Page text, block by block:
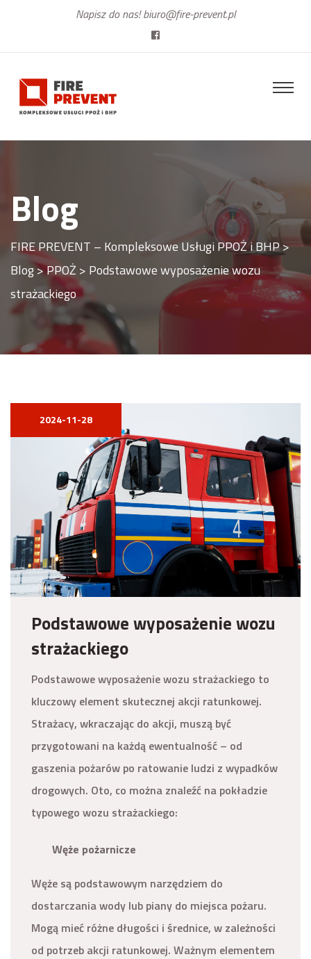
Napisz do nas!biuro@fire-prevent.pl
Blog
FIRE PREVENT – Kompleksowe Usługi PPOŻ i BHP>
Blog>PPOŻ > Podstawowe wyposażenie wozu
strażackiego
2024-11-28
Podstawowe wyposażenie wozu
strażackiego
Podstawowe wyposażenie wozu strażackiego to
kluczowy element skutecznej akcji ratunkowej.
Strażacy, wkraczając do akcji, muszą być
przygotowani na każdą ewentualność – od
gaszenia pożarów po ratowanie ludzi z wypadków
drogowych. Oto, co można znaleźć na pokładzie
typowego wozu strażackiego:
Węże pożarnicze
Węże są podstawowym narzędziem do
dostarczania wody lub piany do miejsca pożaru.
Mogą mieć różne długości i średnice, w zależności
od potrzeb akcji ratunkowej. Ważnym elementem